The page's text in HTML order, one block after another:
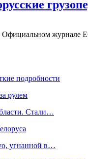
журнале
подробности
рулем
Стали…
угнанной в…